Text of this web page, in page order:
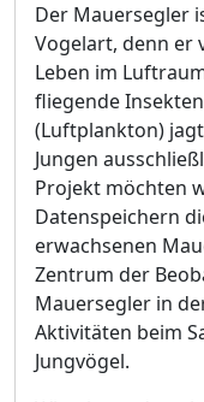
Der Mauersegler
Vogelart, denn er
Leben im
fliegende
(Luftplankton)
Jungen
Projekt möchten
Datenspeichern
erwachsenen
Zentrum der
Mauersegler in
Aktivitäten beim
Jungvögel.